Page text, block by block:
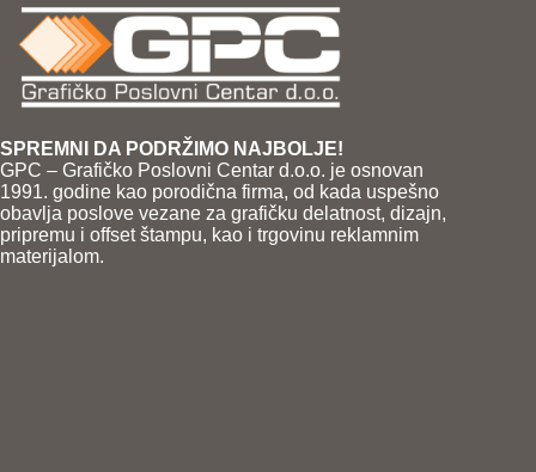
SPREMNI DA PODRŽIMO NAJBOLJE!
GPC – Grafičko Poslovni Centar d.o.o. je osnovan
1991. godine kao porodična firma, od kada uspešno
obavlja poslove vezane za grafičku delatnost, dizajn,
pripremu i offset štampu, kao i trgovinu reklamnim
materijalom.